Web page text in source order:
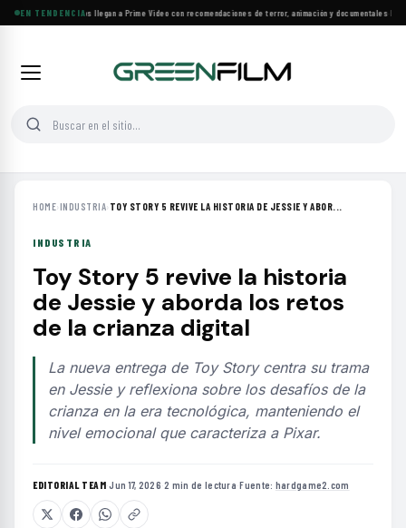
EN TENDENCIA
Más de 160 estrenos llegan a Prime Video con recomendaciones de terror, animación y documentales·Las
HOME›INDUSTRIA› TOY STORY 5 REVIVE LA HISTORIA DE JESSIE Y ABOR...
INDUSTRIA
Toy Story 5 revive la historia
de Jessie y aborda los retos
de la crianza digital
La nueva entrega de Toy Story centra su trama
en Jessie y reflexiona sobre los desafíos de la
crianza en la era tecnológica, manteniendo el
nivel emocional que caracteriza a Pixar.
EDITORIAL TEAM·Jun 17, 2026·2 min de lectura·Fuente: hardgame2.com